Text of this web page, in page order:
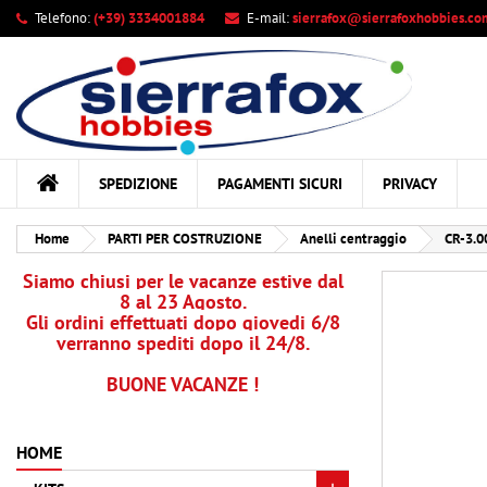
Telefono:(+39) 3334001884 E-mail:
SPEDIZIONE PAGAMENTI SICURI PRIVACY
Home PARTI PER COSTRUZIONE Anelli centraggio CR-
Siamo chiusi per le vacanze estive dal
8 al 23 Agosto.
Gli ordini effettuati dopo giovedi 6/8
verranno spediti dopo il 24/8.
BUONE VACANZE !
HOME